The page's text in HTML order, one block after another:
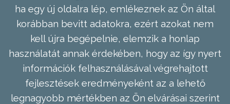
ha egy új oldalra lép, emlékeznek az Ön által
korábban bevitt adatokra, ezért azokat nem
kell újra begépelnie, elemzik a honlap
használatát annak érdekében, hogy az így nyert
információk felhasználásával végrehajtott
fejlesztések eredményeként az a lehető
legnagyobb mértékben az Ön elvárásai szerint